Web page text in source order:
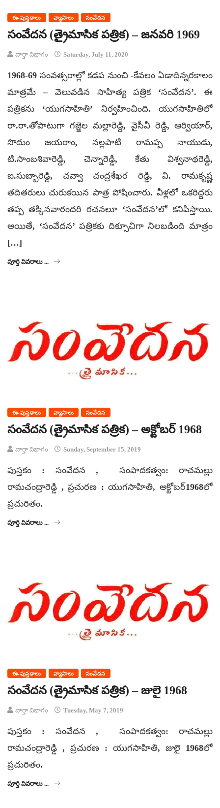
ఈ-పుస్తకాలు వ్యాసాలు సంవేదన
సంవేదన (త్రైమాసిక పత్రిక) – జనవరి 1969
వార్తా విభాగం Saturday, July 11, 2020
1968-69 సంవత్సరాల్లో కడప నుంచి -కేవలం ఏడాదిన్నరకాలం
మాత్రమే – వెలువడిన సాహిత్య పత్రిక ‘సంవేదన’. ఈ
పత్రికను ‘యుగసాహితి’ నిర్వహించింది. యుగసాహితిలో
రా.రా.తోపాటుగా గజ్జెల మల్లారెడ్డి, వైసీవీ రెడ్డి, ఆర్వియార్,
సొదుం జయరాం, నల్లపాటి రామప్ప నాయుడు,
టి.సాంబశివారెడ్డి, చెన్నారెడ్డి, కేతు విశ్వనాథరెడ్డి,
ఐ.సుబ్బారెడ్డి, చవ్వా చంద్రశేఖర రెడ్డి, వి. రామకృష్ణ
తదితరులు చురుకయిన పాత్ర పోషించారు. వీళ్లలో ఒకరిద్దరు
తప్ప తక్కినవారందరి రచనలూ ‘సంవేదన’లో కనిపిస్తాయి.
అయితే, ‘సంవేదన’ పత్రికకు దిక్సూచిగా నిలబడింది మాత్రం
[…]
పూర్తి వివరాలు ...
ఈ-పుస్తకాలు వ్యాసాలు సంవేదన
సంవేదన (త్రైమాసిక పత్రిక) – అక్టోబర్ 1968
వార్తా విభాగం Sunday, September 15, 2019
పుస్తకం : సంవేదన , సంపాదకత్వం: రాచమల్లు
రామచంద్రారెడ్డి , ప్రచురణ : యుగసాహితి, అక్టోబర్1968లో
ప్రచురితం.
పూర్తి వివరాలు ...
ఈ-పుస్తకాలు వ్యాసాలు సంవేదన
సంవేదన (త్రైమాసిక పత్రిక) – జులై 1968
వార్తా విభాగం Tuesday, May 7, 2019
పుస్తకం : సంవేదన , సంపాదకత్వం: రాచమల్లు
రామచంద్రారెడ్డి , ప్రచురణ : యుగసాహితి, జులై 1968లో
ప్రచురితం.
పూర్తి వివరాలు ...